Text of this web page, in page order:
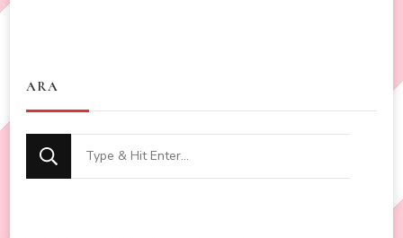
ARA
Looking
for